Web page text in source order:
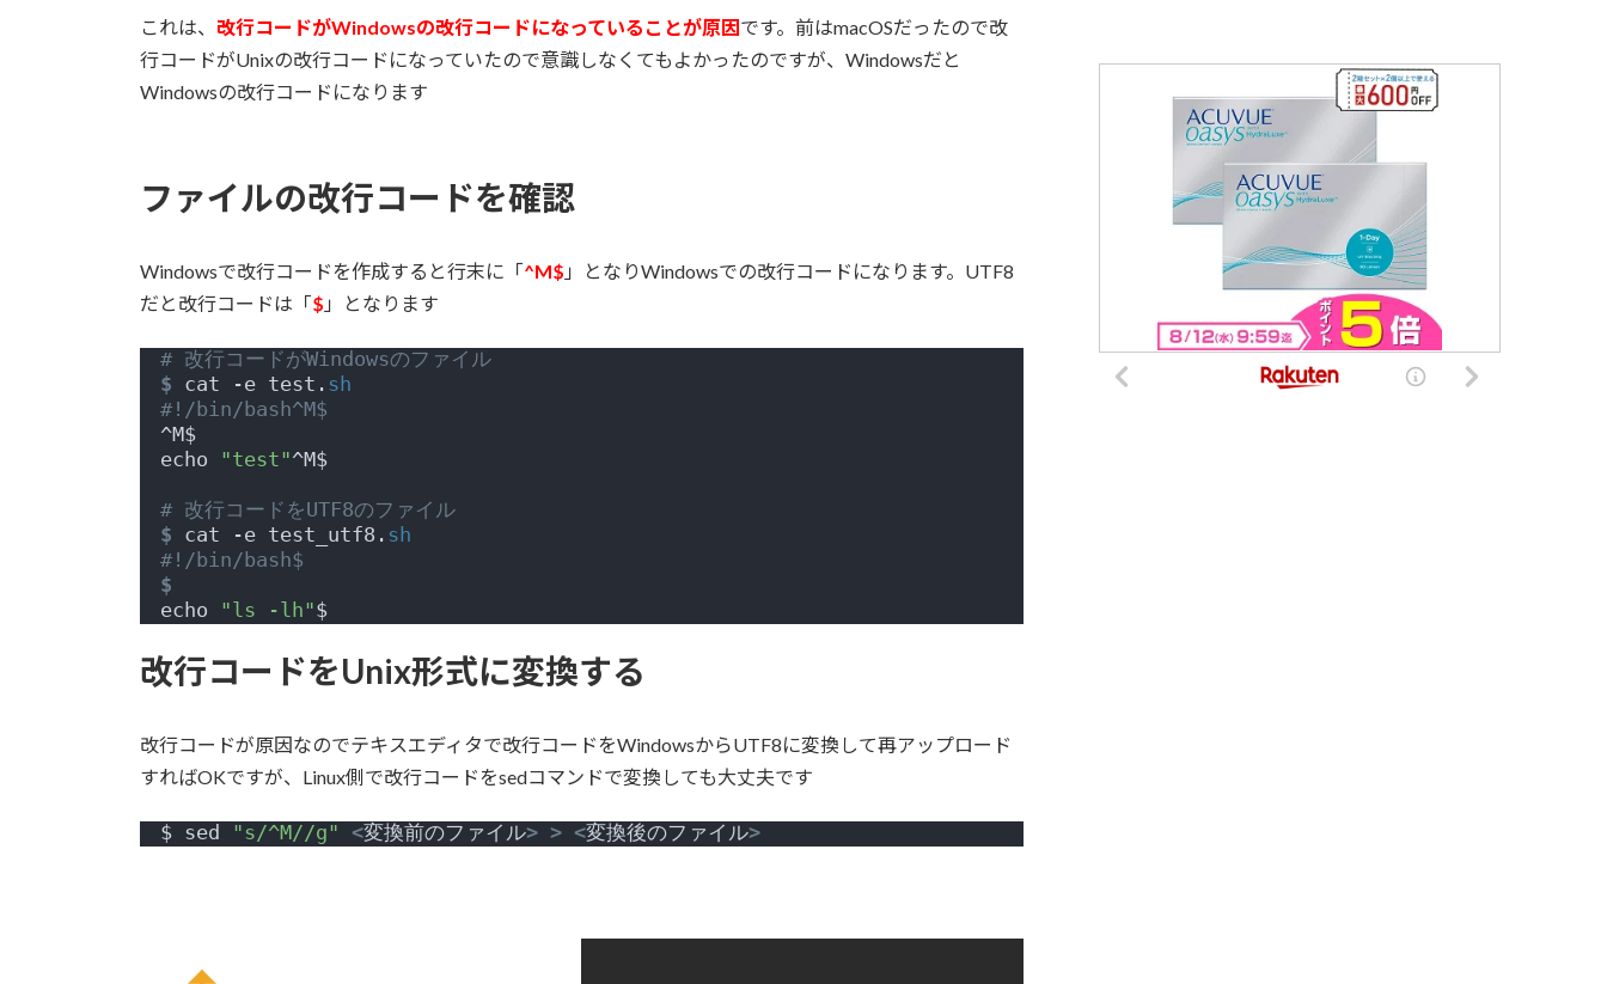
これは、 改行コードがWindowsの改行コードになっていることが原因です。前はmacOSだったので改
行コードがUnixの改行コードになっていたので意識しなくてもよかったのですが、Windowsだと
Windowsの改行コードになります
ファイルの改行コードを確認
Windowsで改行コードを作成すると行末に「^M$ 」となりWindowsでの改行コードになります。UTF8
だと改行コードは「$ 」となります
# 改行コードがWindowsのファイル
$ cat -e test. sh
#!/bin/bash^M$
^M$
echo "test"^M$
# 改行コードをUTF8のファイル
$ cat -e test_utf8. sh
#!/bin/bash$
$
echo "ls -lh"$
改行コードをUnix形式に変換する
改行コードが原因なのでテキスエディタで改行コードをWindowsからUTF8に変換して再アップロード
すればOKですが、Linux側で改行コードをsedコマンドで変換しても大丈夫です
$ sed "s/^M//g" <変換前のファイル> > <変換後のファイル>